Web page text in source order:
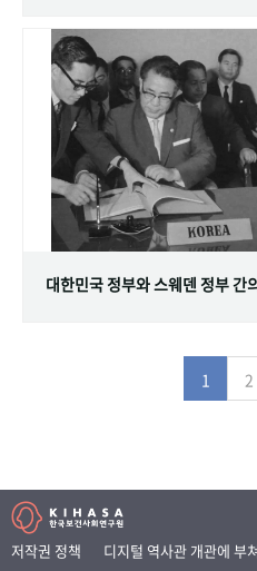
1 2
저작권 정책 디지털 역사관 개관에 부